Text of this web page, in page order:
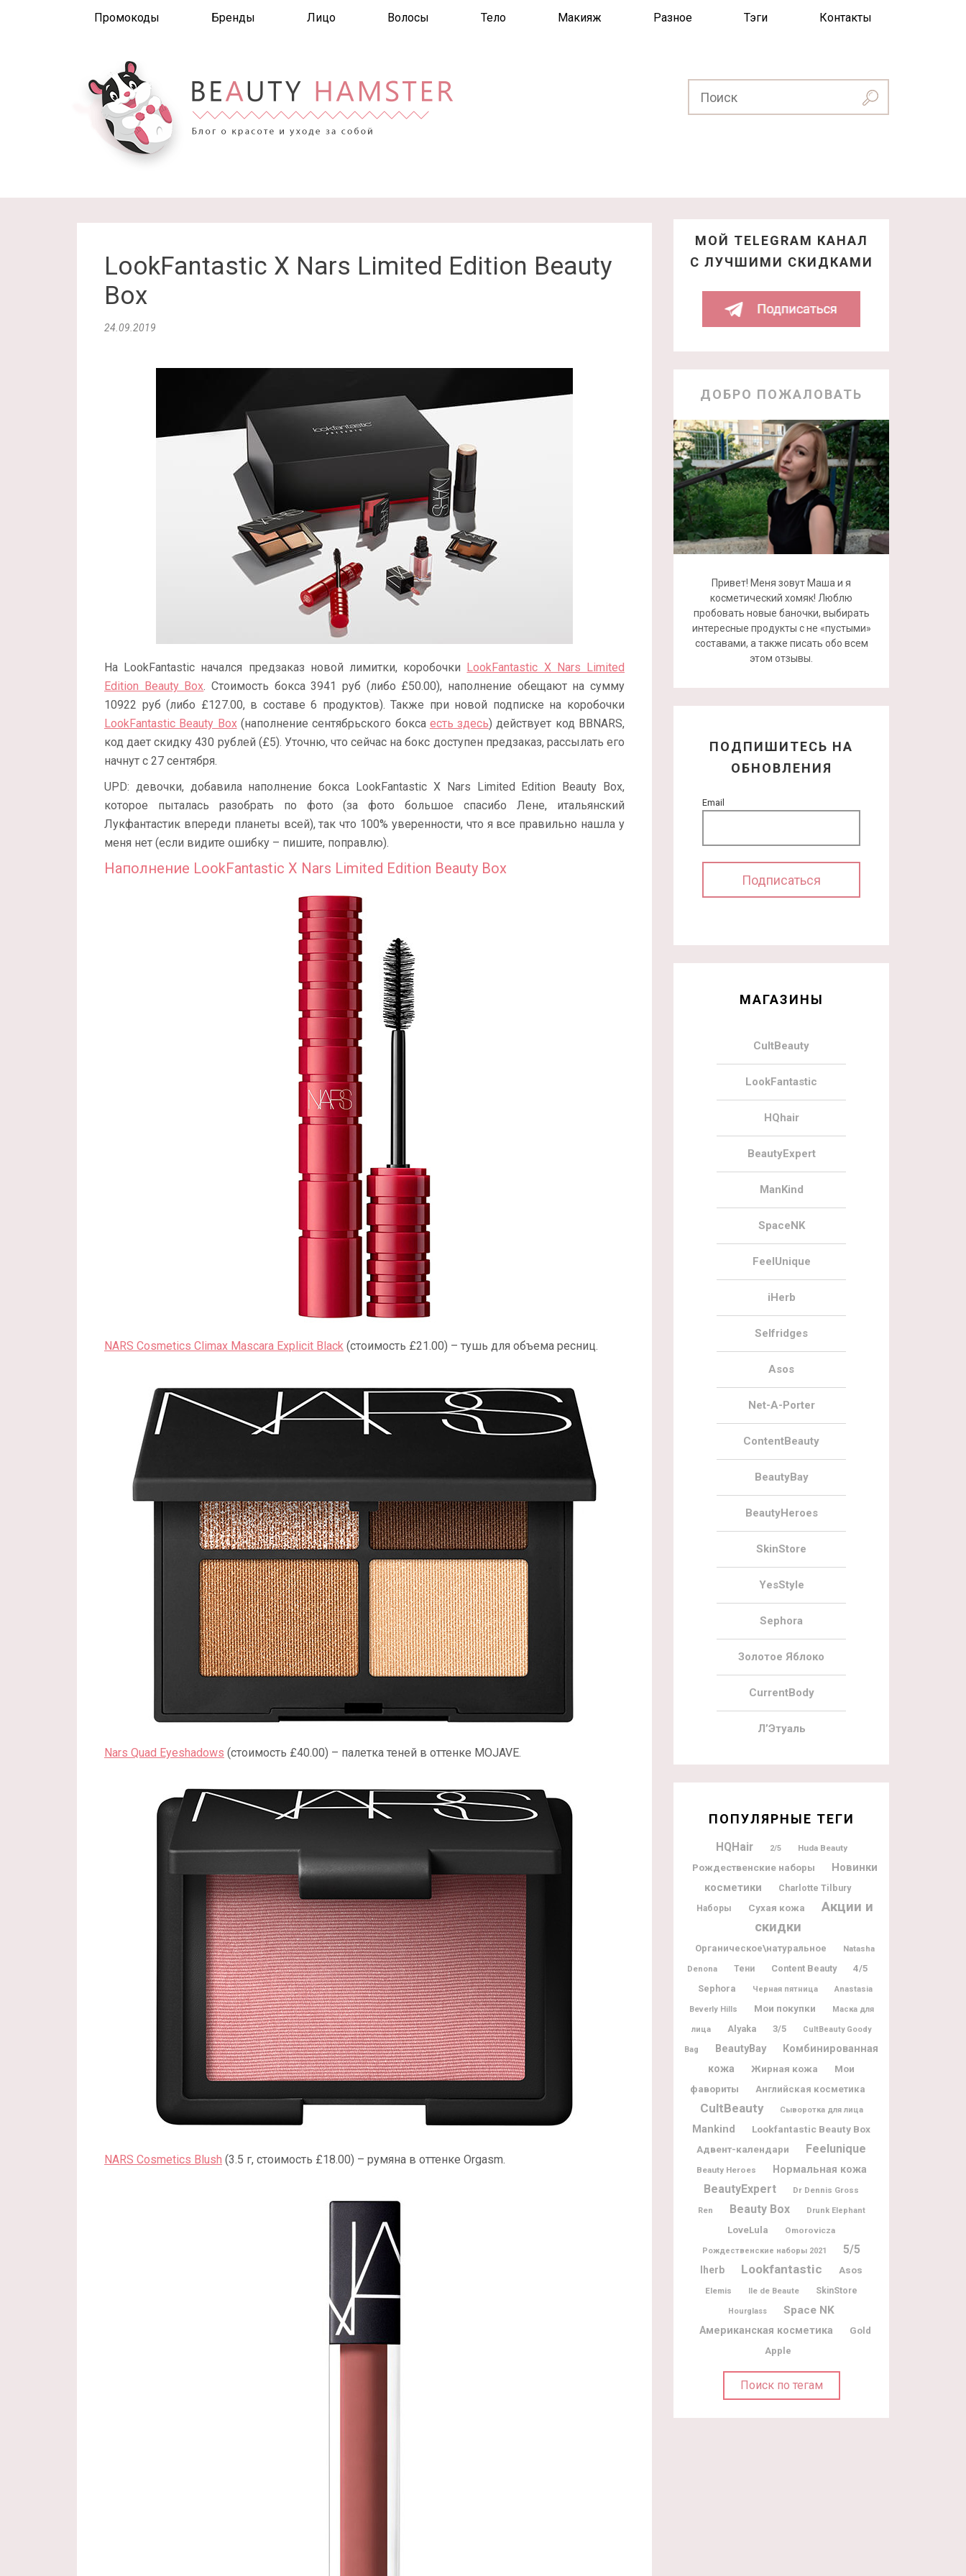
Промокоды Бренды Лицо Волосы Тело Макияж Разное Тэги Контакты
LookFantastic X Nars Limited Edition Beauty
Box
24.09.2019
На LookFantastic начался предзаказ новой лимитки, коробочки LookFantastic X Nars Limited
Edition Beauty Box. Стоимость бокса 3941 руб (либо £50.00), наполнение обещают на сумму
10922 руб (либо £127.00, в составе 6 продуктов). Также при новой подписке на коробочки
LookFantastic Beauty Box(наполнение сентябрьского бокса есть здесь) действует код BBNARS,
код дает скидку 430 рублей (£5). Уточню, что сейчас на бокс доступен предзаказ, рассылать его
начнут с 27 сентября.
UPD: девочки, добавила наполнение бокса LookFantastic X Nars Limited Edition Beauty Box,
которое пыталась разобрать по фото (за фото большое спасибо Лене, итальянский
Лукфантастик впереди планеты всей), так что 100% уверенности, что я все правильно нашла у
меня нет (если видите ошибку – пишите, поправлю).
Наполнение LookFantastic X Nars Limited Edition Beauty Box
NARS Cosmetics Climax Mascara Explicit Black (стоимость £21.00) – тушь для объема ресниц.
Nars Quad Eyeshadows (стоимость £40.00) – палетка теней в оттенке MOJAVE.
NARS Cosmetics Blush (3.5 г, стоимость £18.00) – румяна в оттенке Orgasm.
МОЙ TELEGRAM КАНАЛ
С ЛУЧШИМИ СКИДКАМИ
ДОБРО ПОЖАЛОВАТЬ
Привет! Меня зовут Маша и я
косметический хомяк! Люблю
пробовать новые баночки, выбирать
интересные продукты с не «пустыми»
составами, а также писать обо всем
этом отзывы.
ПОДПИШИТЕСЬ НА
ОБНОВЛЕНИЯ
Email
МАГАЗИНЫ
CultBeauty
LookFantastic
HQhair
BeautyExpert
ManKind
SpaceNK
FeelUnique
iHerb
Selfridges
Asos
Net-A-Porter
ContentBeauty
BeautyBay
BeautyHeroes
SkinStore
YesStyle
Sephora
Золотое Яблоко
CurrentBody
Л’Этуаль
ПОПУЛЯРНЫЕ ТЕГИ
HQHair 2/5 Huda Beauty
Рождественские наборы
Новинки
косметики
Charlotte Tilbury
Наборы Сухая кожа
Акции и
скидки
Органическое\натуральное
Natasha
Denona
Тени Content Beauty
4/5
Sephora
Черная пятница Anastasia
Beverly Hills Мои покупки Маска для
лица Alyaka 3/5 CultBeauty Goody
Bag BeautyBay
Комбинированная
кожа
Жирная кожа
Мои
фавориты
Английская косметика
CultBeauty Сыворотка для лица
Mankind
Lookfantastic Beauty Box
Адвент-календари
Feelunique
Beauty Heroes Нормальная кожа
BeautyExpert Dr Dennis Gross
Ren Beauty Box Drunk Elephant
LoveLula Omorovicza
Рождественские наборы 2021 5/5
Iherb Lookfantastic Asos
Elemis Ile de Beaute SkinStore
Hourglass Space NK
Американская косметика
Gold
Apple
Поиск по тегам